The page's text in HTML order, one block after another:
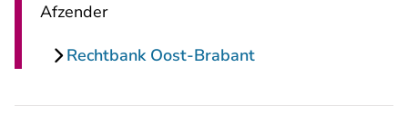
Afzender
Rechtbank Oost-Brabant